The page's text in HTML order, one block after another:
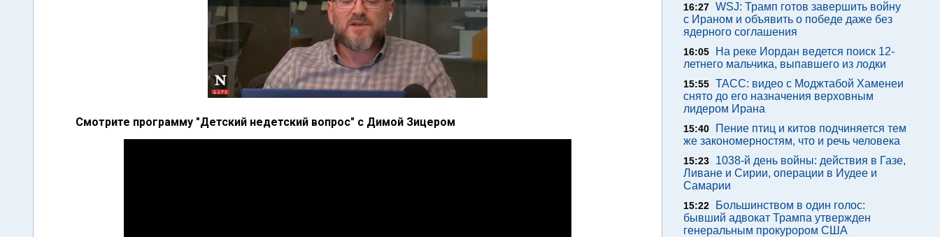
Смотрите программу "Детский недетский вопрос" с Димой Зицером
16:27 WSJ: Трамп готов завершить войну
с Ираном и объявить о победе даже без
ядерного соглашения
16:05
На реке Иордан ведется поиск 12-
летнего мальчика, выпавшего из лодки
15:55 ТАСС: видео с Моджтабой Хаменеи
снято до его назначения верховным
лидером Ирана
15:40
Пение птиц и китов подчиняется тем
же закономерностям, что и речь человека
15:23
1038-й день войны: действия в Газе,
Ливане и Сирии, операции в Иудее и
Самарии
15:22
Большинством в один голос:
бывший адвокат Трампа утвержден
генеральным прокурором США